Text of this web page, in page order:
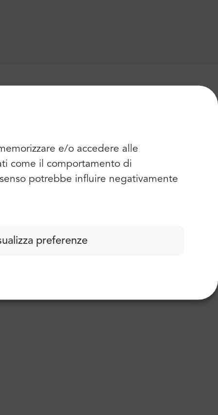
e/o accedere alle
come il comportamento di
potrebbe influire negativamente
preferenze